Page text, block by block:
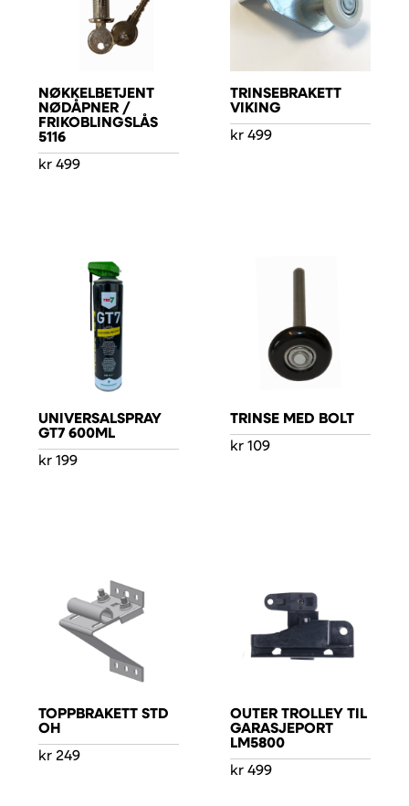
NØKKELBETJENT
NØDÅPNER /
FRIKOBLINGSLÅS
5116
kr 499
TRINSEBRAKETT
VIKING
kr 499
UNIVERSALSPRAY
GT7 600ML
kr 199
TRINSE MED BOLT
kr 109
TOPPBRAKETT STD
OH
kr 249
OUTER TROLLEY TIL
GARASJEPORT
LM5800
kr 499